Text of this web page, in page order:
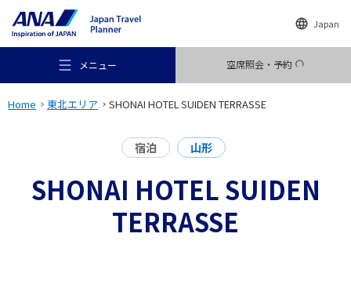
Japan
メニュー 空席照会・予約
おすすめの旅
Home 東北エリア SHONAI HOTEL SUIDEN TERRASSE
宿泊 山形
SHONAI HOTEL SUIDEN
TERRASSE